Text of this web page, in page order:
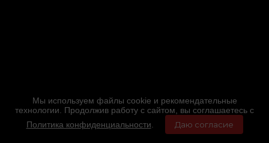
Мы используем файлы cookie и рекомендательные
технологии. Продолжив работу с сайтом, вы соглашаетесь с
Политика конфиденциальности
Даю согласие